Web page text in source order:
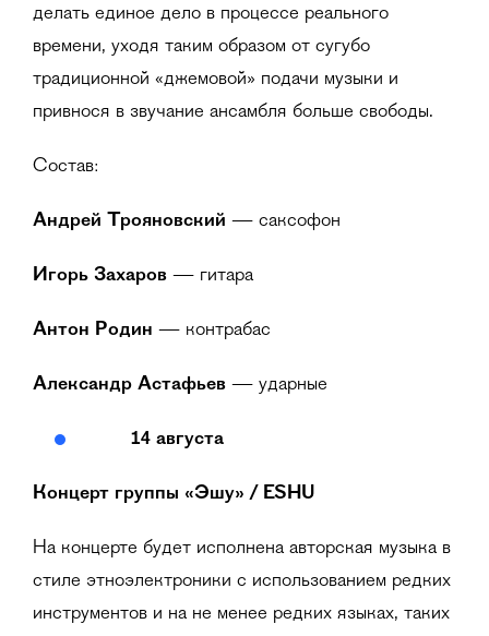
делать единое дело в процессе реального
времени, уходя таким образом от сугубо
традиционной «джемовой» подачи музыки и
привнося в звучание ансамбля больше свободы.
Состав:
Андрей Трояновский — саксофон
Игорь Захаров — гитара
Антон Родин — контрабас
Александр Астафьев — ударные
14 августа
Концерт группы «Эшу» / ESHU
На концерте будет исполнена авторская музыка в
стиле этноэлектроники с использованием редких
инструментов и на не менее редких языках, таких